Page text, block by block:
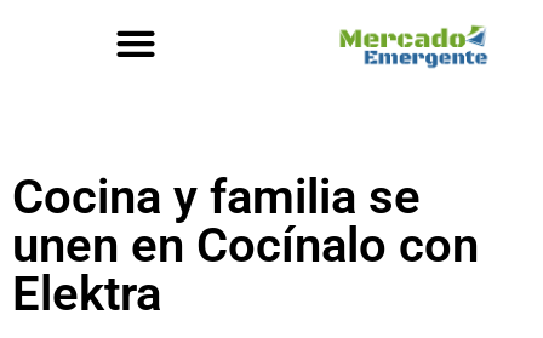
Cocina y familia se
unen en Cocínalo con
Elektra